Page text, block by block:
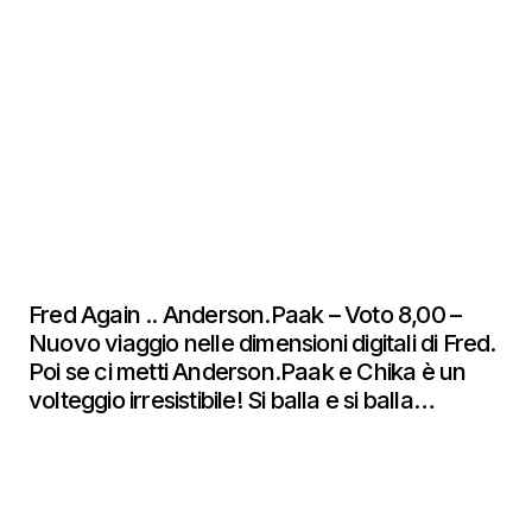
Fred Again .. Anderson.Paak – Voto 8,00 –
Nuovo viaggio nelle dimensioni digitali di Fred.
Poi se ci metti Anderson.Paak e Chika è un
volteggio irresistibile! Si balla e si balla…